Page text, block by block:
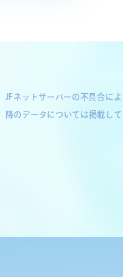
JFネットサーバーの不具合に
降のデータについては掲載し